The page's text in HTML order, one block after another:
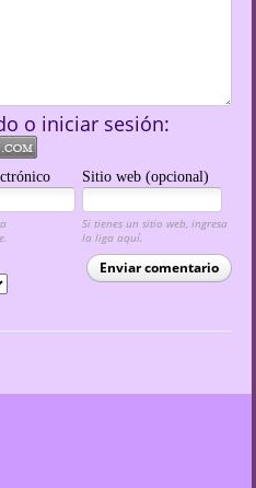
o iniciar sesión:
Sitio web (opcional)
Si tienes un sitio web, ingresa
la liga aquí.
Enviar comentario